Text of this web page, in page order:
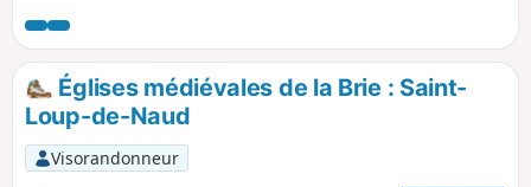
Seine.Pour cette première étape du diptyque il est proposé
une nuit en chambre d'hôtes à Donnemarie-Dontilly, à peu
près à mi-parcours entre les deux gares, après une belle
traversée du Montois, dans un paysage un peu plus varié et
vallonné que la Brie juste au Nord.
Églises médiévales de la Brie : Saint-
Loup-de-Naud
Visorandonneur